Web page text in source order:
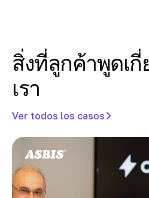
สิ่งที่ลูกค้าพูดเกี่
เรา
Ver todos los casos